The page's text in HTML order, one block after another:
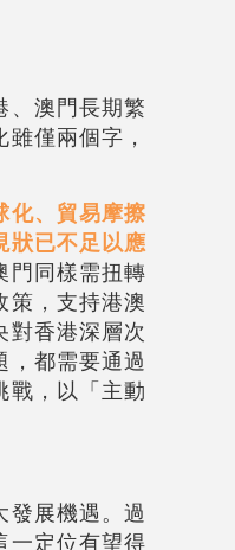
、澳門長期繁
僅兩個字，
化、貿易摩擦
狀已不足以應
門同樣需扭轉
策，支持港澳
對香港深層次
，都需要通過
戰，以「主動
發展機遇。過
一定位有望得